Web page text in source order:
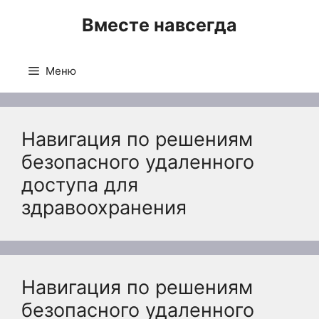
Вместе навсегда
Меню
Навигация по решениям
безопасного удаленного
доступа для
здравоохранения
Навигация по решениям
безопасного удаленного